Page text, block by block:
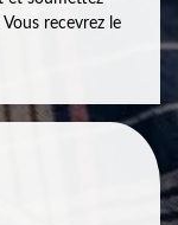
recevrez le